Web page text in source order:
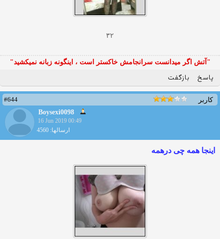
۳۲
"آتش اگر ميدانست سرانجامش خاكستر است ، اينگونه زبانه نميكشيد"
پاسخ بازگفت
کاربر
#644
Boysexi0098
16 Jun 2019 00:49
ارسالها: 4560
اینجا همه چی درهمه